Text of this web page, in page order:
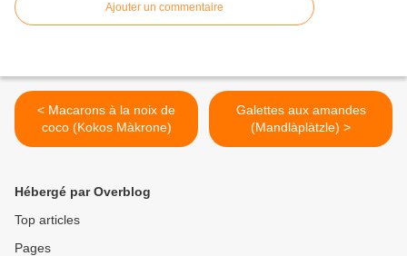
Ajouter un commentaire
< Macarons à la noix de
coco (Kokos Màkrone)
Galettes aux amandes
(Mandlàplàtzle) >
Hébergé par Overblog
Top articles
Pages